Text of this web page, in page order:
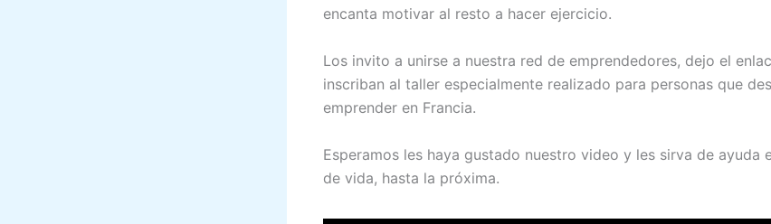
encanta motivar al resto a hacer ejercicio.
Los invito a unirse a nuestra red de emprendedores, dejo el
inscriban al taller especialmente realizado para personas que
emprender en Francia.
Esperamos les haya gustado nuestro video y les sirva de ayuda
de vida, hasta la próxima.